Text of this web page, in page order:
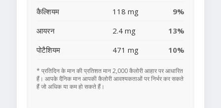
कैल्शियम
118 mg
9%
आयरन
2.4 mg
13%
पोटैशियम
471 mg 10%
* प्रतिदिन के मान की प्रतिशत मान 2,000 कैलोरी आहार पर आधारित
हैं। आपके दैनिक मान आपकी कैलोरी आवश्यकताओं पर निर्भर कर सकते
हैं जो अधिक या कम हो सकते हैं।